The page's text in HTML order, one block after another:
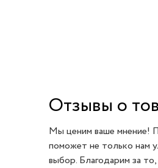
Отзывы о
Мы ценим ваше мнение!
поможет не только нам
выбор. Благодарим за